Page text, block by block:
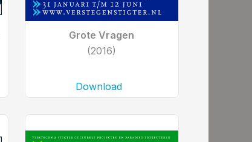
Grote Vragen
(2016)
Download